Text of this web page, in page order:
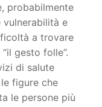
probabilmente
vulnerabilità e
a trovare
gesto folle”.
di salute
figure che
le persone più